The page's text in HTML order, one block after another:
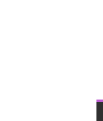
v